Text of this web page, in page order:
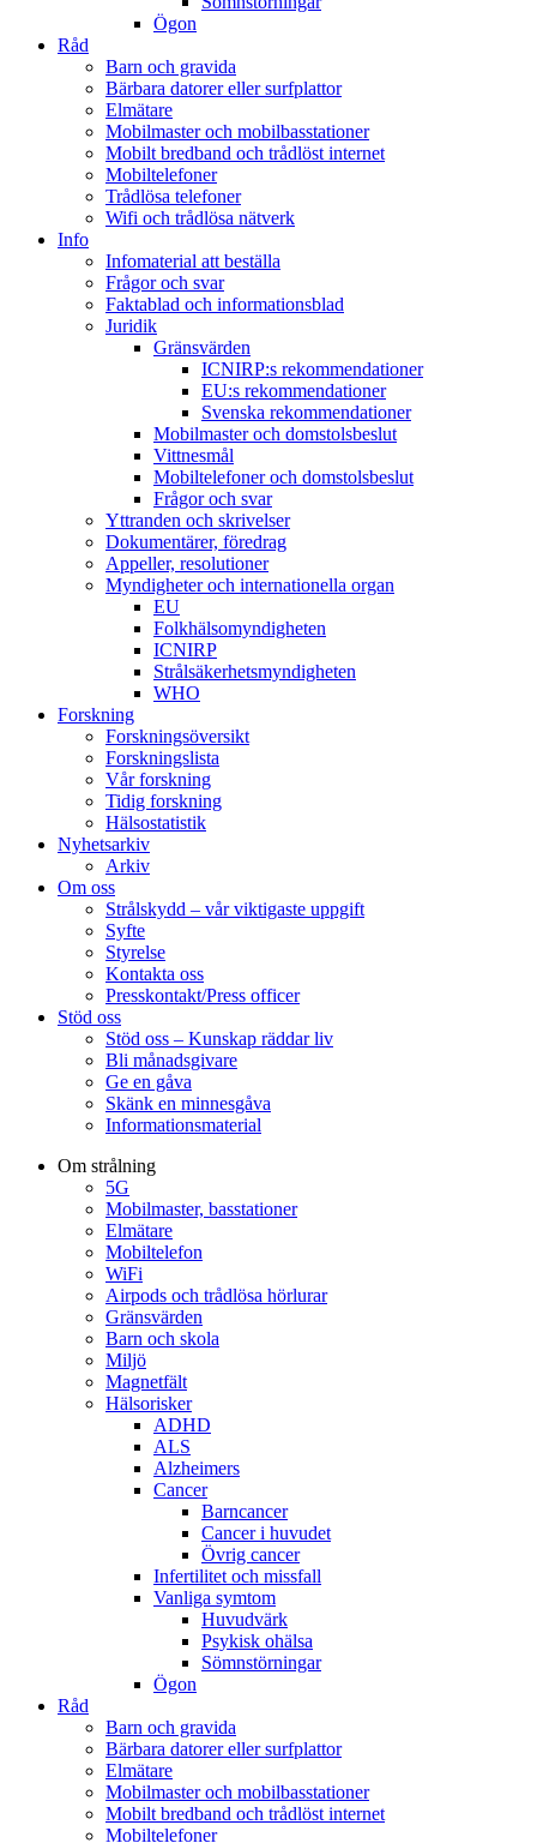
Ögon
Råd
Barn och gravida
Bärbara datorer eller surfplattor
Elmätare
Mobilmaster och mobilbasstationer
Mobilt bredband och trådlöst internet
Mobiltelefoner
Trådlösa telefoner
Wifi och trådlösa nätverk
Info
Infomaterial att beställa
Frågor och svar
Faktablad och informationsblad
Juridik
Gränsvärden
ICNIRP:s rekommendationer
EU:s rekommendationer
Svenska rekommendationer
Mobilmaster och domstolsbeslut
Vittnesmål
Mobiltelefoner och domstolsbeslut
Frågor och svar
Yttranden och skrivelser
Dokumentärer, föredrag
Appeller, resolutioner
Myndigheter och internationella organ
EU
Folkhälsomyndigheten
ICNIRP
Strålsäkerhetsmyndigheten
WHO
Forskning
Forskningsöversikt
Forskningslista
Vår forskning
Tidig forskning
Hälsostatistik
Nyhetsarkiv
Arkiv
Om oss
Strålskydd – vår viktigaste uppgift
Syfte
Styrelse
Kontakta oss
Presskontakt/Press officer
Stöd oss
Stöd oss – Kunskap räddar liv
Bli månadsgivare
Ge en gåva
Skänk en minnesgåva
Informationsmaterial
Om strålning
5G
Mobilmaster, basstationer
Elmätare
Mobiltelefon
WiFi
Airpods och trådlösa hörlurar
Gränsvärden
Barn och skola
Miljö
Magnetfält
Hälsorisker
ADHD
ALS
Alzheimers
Cancer
Barncancer
Cancer i huvudet
Övrig cancer
Infertilitet och missfall
Vanliga symtom
Huvudvärk
Psykisk ohälsa
Sömnstörningar
Ögon
Råd
Barn och gravida
Bärbara datorer eller surfplattor
Elmätare
Mobilmaster och mobilbasstationer
Mobilt bredband och trådlöst internet
Mobiltelefoner